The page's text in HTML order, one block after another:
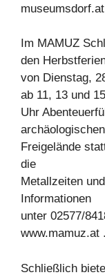
Im MAMUZ
den
von Dienstag,
ab 11, 13 und 15
Uhr
archäologischen
Freigelände
die
Metallzeiten
Informationen
unter 02577/
www.mamuz.at .
Schließlich